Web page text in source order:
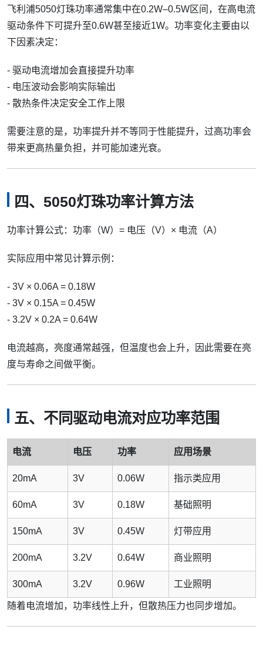
飞利浦5050灯珠功率通常集中在0.2W–0.5W区间，在高电流
驱动条件下可提升至0.6W甚至接近1W。功率变化主要由以
下因素决定：
- 驱动电流增加会直接提升功率
- 电压波动会影响实际输出
- 散热条件决定安全工作上限
需要注意的是，功率提升并不等同于性能提升，过高功率会
带来更高热量负担，并可能加速光衰。
四、5050灯珠功率计算方法
功率计算公式：功率（W）= 电压（V）× 电流（A）
实际应用中常见计算示例：
- 3V × 0.06A = 0.18W
- 3V × 0.15A = 0.45W
- 3.2V × 0.2A = 0.64W
电流越高，亮度通常越强，但温度也会上升，因此需要在亮
度与寿命之间做平衡。
五、不同驱动电流对应功率范围
电流 电压 功率 应用场景
20mA 3V 0.06W 指示类应用
60mA 3V 0.18W 基础照明
150mA 3V 0.45W 灯带应用
200mA 3.2V 0.64W 商业照明
300mA 3.2V 0.96W 工业照明
随着电流增加，功率线性上升，但散热压力也同步增加。